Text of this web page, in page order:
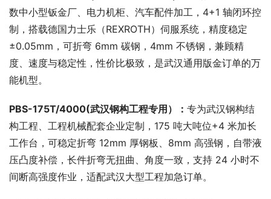
数中小型钣金厂、电力机柜、汽车配件加工，4+1 轴闭环控
制，搭载德国力士乐（REXROTH）伺服系统，精度稳定
±0.05mm，可折弯 6mm 碳钢，4mm 不锈钢，兼顾精
度、速度与稳定性，性价比极致，是武汉通用版金订单的万
能机型。
PBS-175T/4000(武汉钢构工程专用）： 专为武汉钢构结
构工程、工程机械配套企业定制，175 吨大吨位+4 米加长
工作台，可稳定折弯 12mm 厚钢板、8mm 高强钢，自带液
压凸度补偿，长件折弯无扭曲、角度一致，支持 24 小时不
间断高强度作业，适配武汉大型工程加急订单。